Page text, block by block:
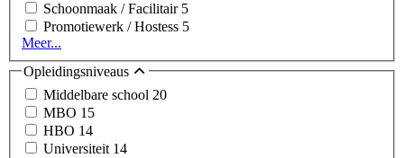
Schoonmaak / Facilitair 5
Promotiewerk / Hostess 5
Meer...
Opleidingsniveaus
Middelbare school 20
MBO 15
HBO 14
Universiteit 14